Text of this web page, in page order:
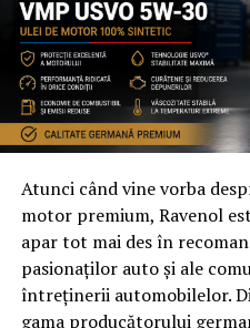
Atunci când vine vorba
motor premium, Ravenol
apar tot mai des în
pasionaților auto și ale
întreținerii automobilelor.
gama producătorului